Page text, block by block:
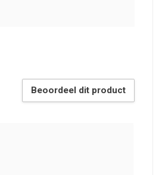
Beoordeel dit product